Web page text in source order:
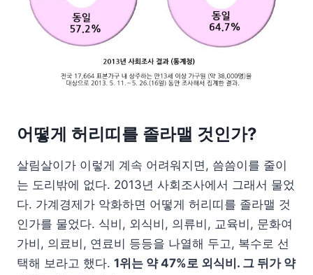
어떻게 허리띠를 졸라맬 것인가?
살림살이가 이렇게 계속 어려워지면, 씀씀이를 줄이
는 도리밖에 없다. 2013년 사회조사에서 그래서 물었
다. 가계경제가 악화하면 어떻게 허리띠를 졸라맬 것
인가를 물었다. 식비, 외식비, 의류비, 교육비, 문화여
가비, 의료비, 연료비 등등을 나열해 두고, 복수로 선
택해 보라고 했다. 1위는 약 47%로 외식비. 그 뒤가 약